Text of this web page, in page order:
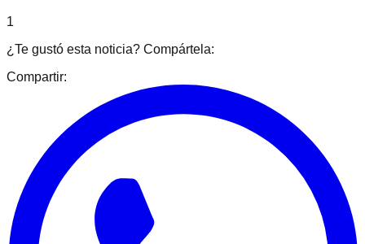
1
¿Te gustó esta noticia? Compártela:
Compartir: